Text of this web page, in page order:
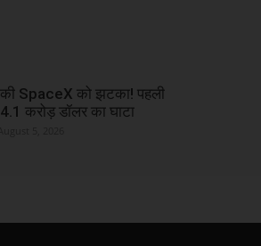
SpaceX को झटका! पहली
करोड़ डॉलर का घाटा